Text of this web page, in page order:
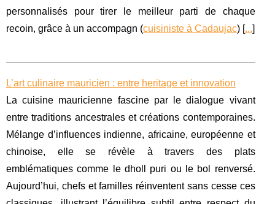
personnalisés pour tirer le meilleur parti de chaque
recoin, grâce à un accompagn (cuisiniste à Cadaujac) [...]
L’art culinaire mauricien : entre heritage et innovation
La cuisine mauricienne fascine par le dialogue vivant
entre traditions ancestrales et créations contemporaines.
Mélange d’influences indienne, africaine, européenne et
chinoise, elle se révèle à travers des plats
emblématiques comme le dholl puri ou le bol renversé.
Aujourd’hui, chefs et familles réinventent sans cesse ces